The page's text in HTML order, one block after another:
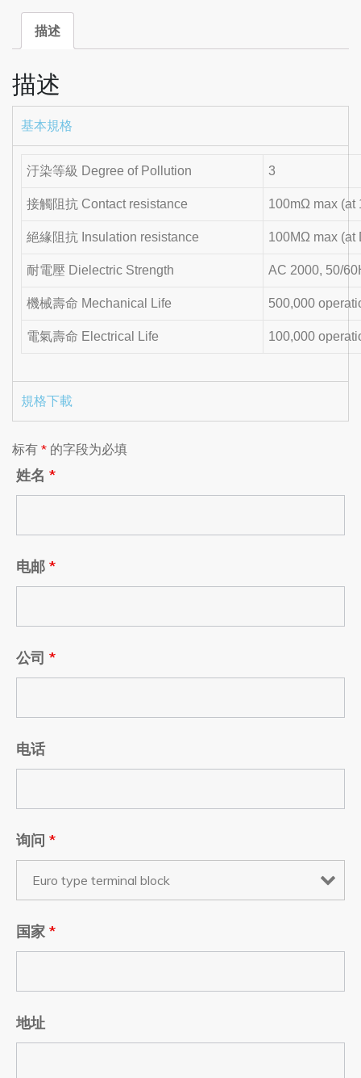
描述
描述
基本規格
汙染等級 Degree of Pollution 3
接觸阻抗 Contact resistance 100mΩ max (at
絕緣阻抗 Insulation resistance 100MΩ max (at
耐電壓 Dielectric Strength AC 2000, 50/
機械壽命 Mechanical Life 500,000
電氣壽命 Electrical Life 100,000
規格下載
标有 * 的字段为必填
姓名 *
电邮 *
公司 *
电话
询问 *
国家 *
地址